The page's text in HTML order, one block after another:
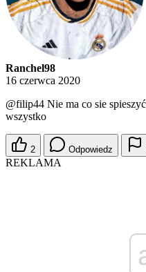
Ranchel98
16 czerwca 2020
@filip44 Nie ma co sie
wszystko
2 Odpowiedz
REKLAMA